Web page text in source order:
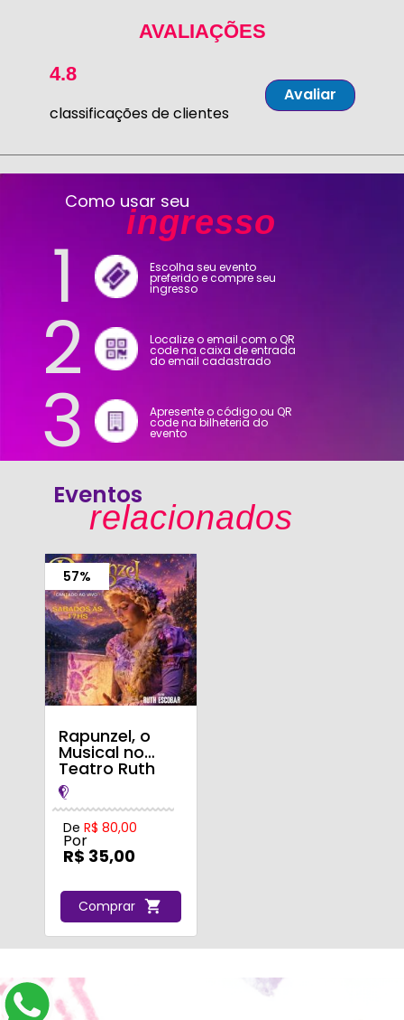
AVALIAÇÕES
4.8
classificações de clientes
Avaliar
Como usar seu
ingresso
1 Escolha seu evento
preferido e compre seu
ingresso
2 Localize o email com o QR
code na caixa de entrada
do email cadastrado
3 Apresente o código ou QR
code na bilheteria do
evento
Eventos
relacionados
57%
Rapunzel, o
Musical no
Teatro Ruth
Escobar
De R$ 80,00
Por
R$ 35,00
Comprar